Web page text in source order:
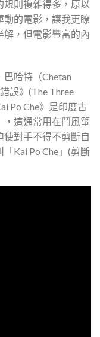
規則複雜得多，原以
動的電影，讓我更瞭
解，但電影豐富的內
巴哈特（Chetan
誤》(The Three
Po Che》是印度古
，這通常用在鬥風箏
使對手不得不剪斷自
Kai Po Che」(剪斷